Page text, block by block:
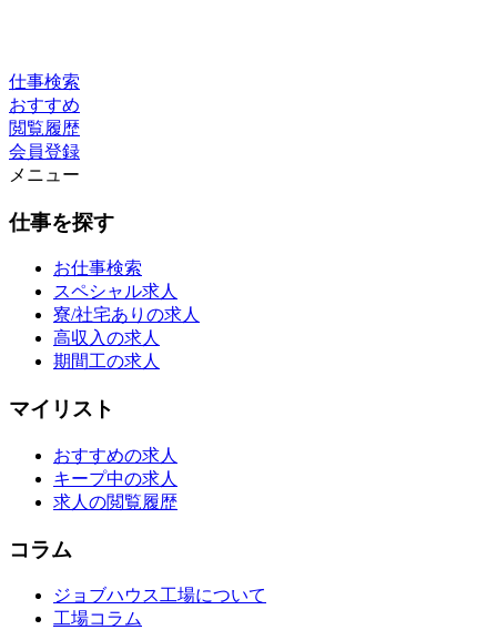
仕事検索
おすすめ
閲覧履歴
会員登録
メニュー
仕事を探す
お仕事検索
スペシャル求人
寮/社宅ありの求人
高収入の求人
期間工の求人
マイリスト
おすすめの求人
キープ中の求人
求人の閲覧履歴
コラム
ジョブハウス工場について
工場コラム